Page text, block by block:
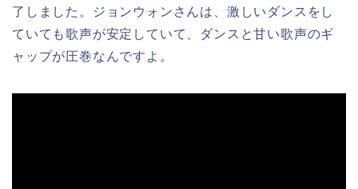
了しました。ジョンウォンさんは、激しいダンスをし
ていても歌声が安定していて、ダンスと甘い歌声のギ
ャップが圧巻なんですよ。